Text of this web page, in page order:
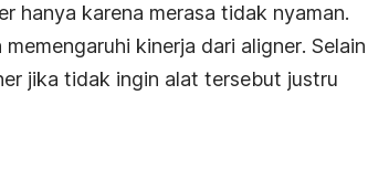
hanya karena merasa tidak nyaman.
memengaruhi kinerja dari aligner. Selain
jika tidak ingin alat tersebut justru